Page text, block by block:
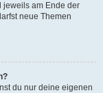
jeweils am Ende der
neue Themen
du nur deine eigenen